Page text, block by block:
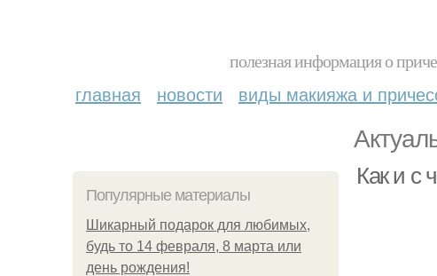
полезная информация о
главная новости виды макияжа и
Популярные материалы
Шикарный подарок для любимых,
будь то 14 февраля, 8 марта или
день рождения!
Как и с